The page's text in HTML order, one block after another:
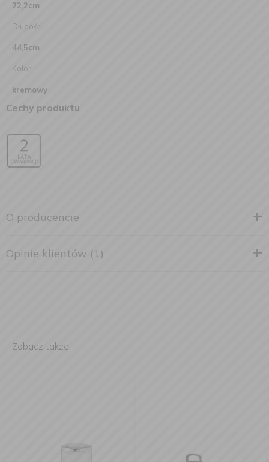
22,2cm
Długość
44,5cm
Kolor
kremowy
Cechy produktu
O producencie
Opinie klientów (1)
Zobacz także